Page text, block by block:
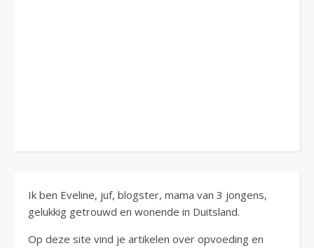
Ik ben Eveline, juf, blogster, mama van 3 jongens,
gelukkig getrouwd en wonende in Duitsland.
Op deze site vind je artikelen over opvoeding en